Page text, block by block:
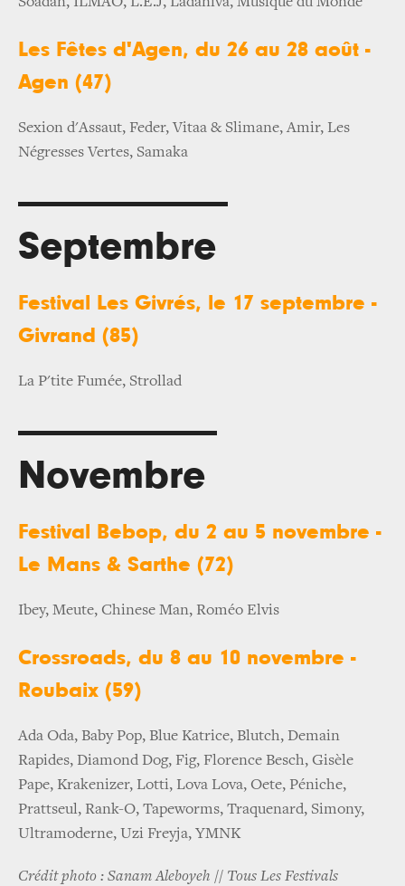
Les Fêtes d'Agen, du 26 au 28 août -
Agen (47)
Sexion d'Assaut, Feder, Vitaa & Slimane, Amir, Les
Négresses Vertes, Samaka
Septembre
Festival Les Givrés, le 17 septembre -
Givrand (85)
La P'tite Fumée, Strollad
Novembre
Festival Bebop, du 2 au 5 novembre -
Le Mans & Sarthe (72)
Ibey, Meute, Chinese Man, Roméo Elvis
Crossroads, du 8 au 10 novembre -
Roubaix (59)
Ada Oda, Baby Pop, Blue Katrice, Blutch, Demain
Rapides, Diamond Dog, Fig, Florence Besch, Gisèle
Pape, Krakenizer, Lotti, Lova Lova, Oete, Péniche,
Prattseul, Rank-O, Tapeworms, Traquenard, Simony,
Ultramoderne, Uzi Freyja, YMNK
Crédit photo : Sanam Aleboyeh // Tous Les Festivals